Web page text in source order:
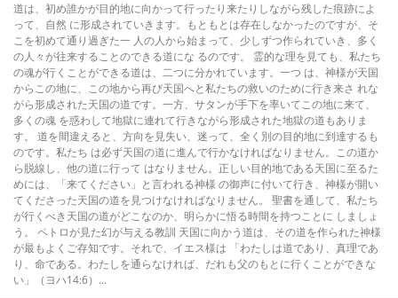
道は、初め誰かが目的地に向かって行ったり来たりしながら残した痕跡によ
って、自然 に形成されていきます。もともとは存在しなかったのですが、そ
こを初めて通り過ぎた一 人の人から始まって、少しずつ作られていき、多く
の人々が往来することのできる道にな るのです。 霊的な理を見ても、私たち
の魂が行くことができる道は、二つに分かれています。一つ は、神様が天国
からこの地に、この地から再び天国へと私たちの救いのために行き来さ れな
がら形成された天国の道です。一方、サタンが手下を率いてこの地に来て、
多くの魂 を惑わして地獄に連れて行きながら形成された地獄の道もありま
す。 道を間違えると、方向を見失い、迷って、全く別の目的地に到達するも
のです。私たち は必ず天国の道に進んで行かなければなりません。この道か
ら脱線し、他の道に行って はなりません。正しい目的地である天国に至るた
めには、「来てください」と言われる神様 の御声に付いて行き、神様が開い
てくださった天国の道を見つけなければなりません。 聖書を通して、私たち
が行くべき天国の道がどこなのか、明らかに悟る時間を持つことに しましょ
う。 ペトロが見た幻が与える教訓 天国に向かう道は、その道を作られた神様
が最もよくご存知です。それで、イエス様は 「わたしは道であり、真理であ
り、命である。わたしを通らなければ、だれも父のもとに行くことができな
い」（ヨハ14:6）...